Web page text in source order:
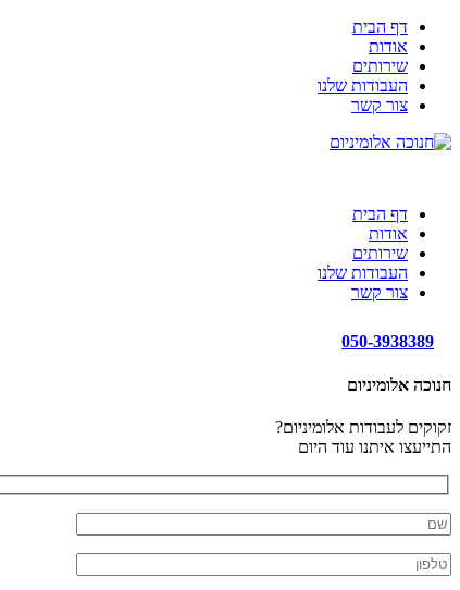
דף הבית
אודות
שירותים
העבודות שלנו
צור קשר
דף הבית
אודות
שירותים
העבודות שלנו
צור קשר
050-3938389
חנוכה אלומיניום
זקוקים לעבודות אלומיניום?
התייעצו איתנו עוד היום